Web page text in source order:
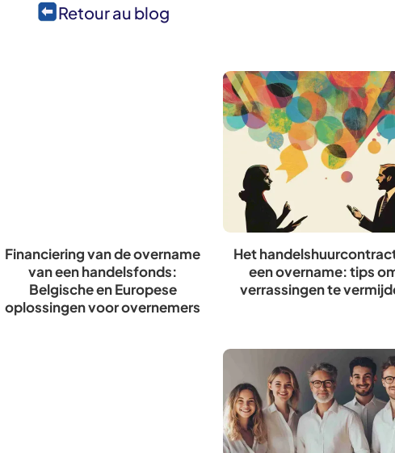
Retour au blog
Financiering van de overname
van een handelsfonds:
Belgische en Europese
oplossingen voor overnemers
Het
een overname: tips
verrassingen te